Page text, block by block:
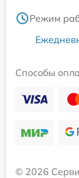
Режим
Способы
© 2026